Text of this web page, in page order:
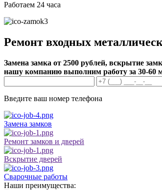
Работаем 24 часа
Ремонт входных
Замена замка от 2500 рублей, вскрытие
нашу компанию выполним работу за 30-60
Введите ваш номер телефона
Замена замков
Ремонт замков и дверей
Вскрытие дверей
Сварочные работы
Наши преимущества: